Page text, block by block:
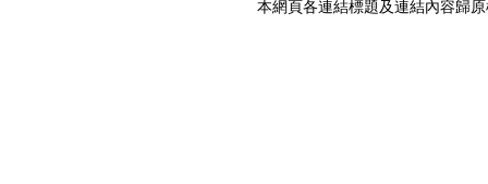
本網頁各連結標題及連結內容歸